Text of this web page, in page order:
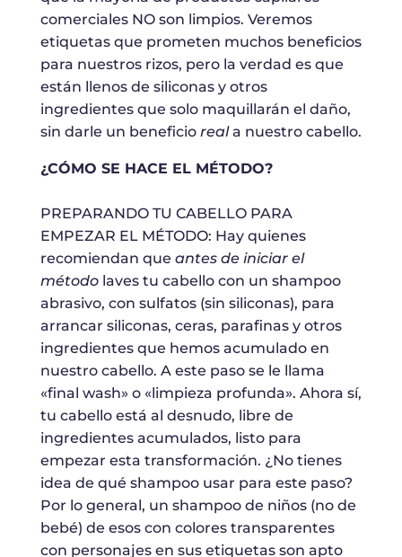
comerciales NO son limpios. Veremos
etiquetas que prometen muchos beneficios
para nuestros rizos, pero la verdad es que
están llenos de siliconas y otros
ingredientes que solo maquillarán el daño,
sin darle un beneficio reala nuestro cabello.
¿CÓMO SE HACE EL MÉTODO?
PREPARANDO TU CABELLO PARA
EMPEZAR EL MÉTODO: Hay quienes
recomiendan que antes de iniciar el
métodolaves tu cabello con un shampoo
abrasivo, con sulfatos (sin siliconas), para
arrancar siliconas, ceras, parafinas y otros
ingredientes que hemos acumulado en
nuestro cabello. A este paso se le llama
«final wash» o «limpieza profunda». Ahora sí,
tu cabello está al desnudo, libre de
ingredientes acumulados, listo para
empezar esta transformación. ¿No tienes
idea de qué shampoo usar para este paso?
Por lo general, un shampoo de niños (no de
bebé) de esos con colores transparentes
con personajes en sus etiquetas son apto